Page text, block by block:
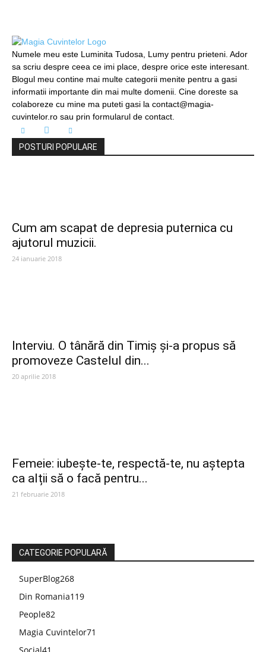
Numele meu este Luminita Tudosa, Lumy pentru prieteni. Ador
sa scriu despre ceea ce imi place, despre orice este interesant.
Blogul meu contine mai multe categorii menite pentru a gasi
informatii importante din mai multe domenii. Cine doreste sa
colaboreze cu mine ma puteti gasi la contact@magia-
cuvintelor.ro sau prin formularul de contact.
POSTURI POPULARE
Cum am scapat de depresia puternica cu
ajutorul muzicii.
24 ianuarie 2018
Interviu. O tânără din Timiș și-a propus să
promoveze Castelul din...
20 aprilie 2018
Femeie: iubește-te, respectă-te, nu aștepta
ca alții să o facă pentru...
21 februarie 2018
CATEGORIE POPULARĂ
SuperBlog268
Din Romania119
People82
Magia Cuvintelor71